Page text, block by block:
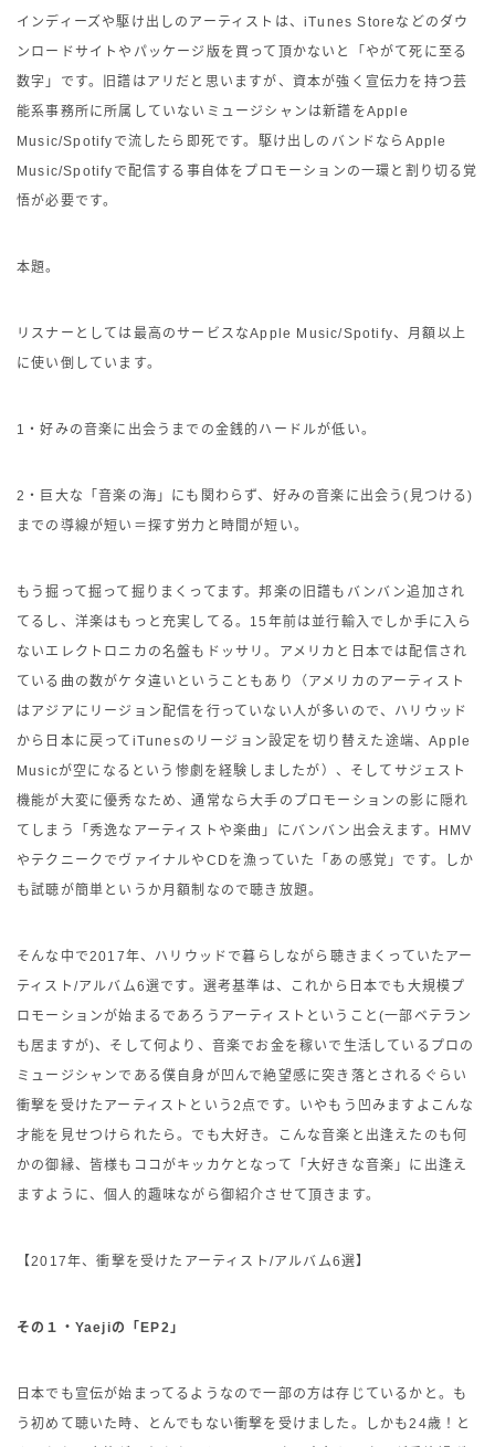
インディーズや駆け出しのアーティストは、iTunes Storeなどのダウ
ンロードサイトやパッケージ版を買って頂かないと「やがて死に至る
数字」です。旧譜はアリだと思いますが、資本が強く宣伝力を持つ芸
能系事務所に所属していないミュージシャンは新譜をApple
Music/Spotifyで流したら即死です。駆け出しのバンドならApple
Music/Spotifyで配信する事自体をプロモーションの一環と割り切る覚
悟が必要です。
本題。
リスナーとしては最高のサービスなApple Music/Spotify、月額以上
に使い倒しています。
1・好みの音楽に出会うまでの金銭的ハードルが低い。
2・巨大な「音楽の海」にも関わらず、好みの音楽に出会う(見つける)
までの導線が短い＝探す労力と時間が短い。
もう掘って掘って掘りまくってます。邦楽の旧譜もバンバン追加され
てるし、洋楽はもっと充実してる。15年前は並行輸入でしか手に入ら
ないエレクトロニカの名盤もドッサリ。アメリカと日本では配信され
ている曲の数がケタ違いということもあり（アメリカのアーティスト
はアジアにリージョン配信を行っていない人が多いので、ハリウッド
から日本に戻ってiTunesのリージョン設定を切り替えた途端、Apple
Musicが空になるという惨劇を経験しましたが）、そしてサジェスト
機能が大変に優秀なため、通常なら大手のプロモーションの影に隠れ
てしまう「秀逸なアーティストや楽曲」にバンバン出会えます。HMV
やテクニークでヴァイナルやCDを漁っていた「あの感覚」です。しか
も試聴が簡単というか月額制なので聴き放題。
そんな中で2017年、ハリウッドで暮らしながら聴きまくっていたアー
ティスト/アルバム6選です。選考基準は、これから日本でも大規模プ
ロモーションが始まるであろうアーティストということ(一部ベテラン
も居ますが)、そして何より、音楽でお金を稼いで生活しているプロの
ミュージシャンである僕自身が凹んで絶望感に突き落とされるぐらい
衝撃を受けたアーティストという2点です。いやもう凹みますよこんな
才能を見せつけられたら。でも大好き。こんな音楽と出逢えたのも何
かの御縁、皆様もココがキッカケとなって「大好きな音楽」に出逢え
ますように、個人的趣味ながら御紹介させて頂きます。
【2017年、衝撃を受けたアーティスト/アルバム6選】
その１・Yaejiの「EP2」
日本でも宣伝が始まってるようなので一部の方は存じているかと。も
う初めて聴いた時、とんでもない衝撃を受けました。しかも24歳！と